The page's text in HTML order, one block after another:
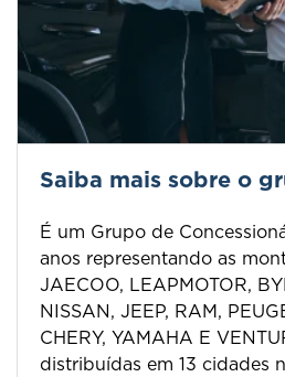
Saiba mais sobre o
É um Grupo de
anos representando as
JAECOO, LEAPMOTOR,
NISSAN, JEEP, RAM,
CHERY, YAMAHA E
distribuídas em 13 cidades